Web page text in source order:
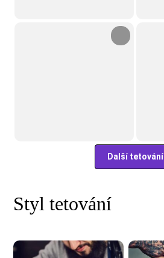
Další tetování
Styl tetování